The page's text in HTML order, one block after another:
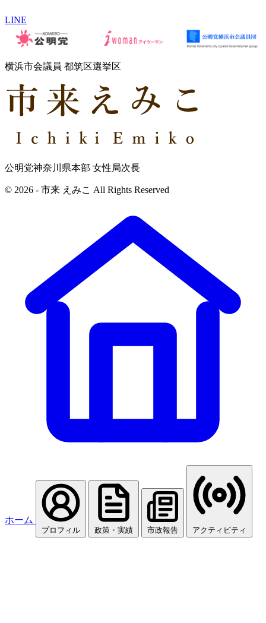
LINE
横浜市会議員 都筑区選挙区
公明党神奈川県本部 女性局次長
© 2026 - 市来 えみこ All Rights Reserved
ホーム
プロフィル 政策・実績 市政報告 アクティビティ